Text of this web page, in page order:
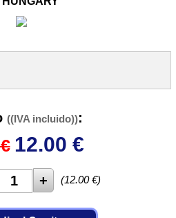
((IVA incluido)):
12.00 €
(12.00€)